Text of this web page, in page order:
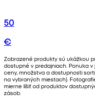
50
€
Zobrazené produkty sú ukážkou
dostupné v predajniach. Ponuka
ceny, množstva a dostupnosti
na vybraných miestach).
mierne líšiť od produktov
zásob.